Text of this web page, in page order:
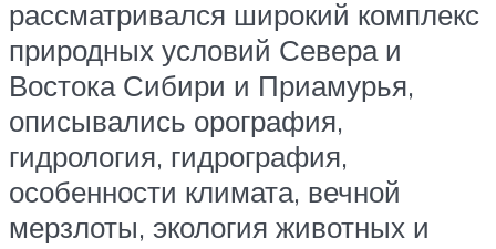
рассматривался широкий комплекс
природных условий Севера и
Востока Сибири и Приамурья,
описывались орография,
гидрология, гидрография,
особенности климата, вечной
мерзлоты, экология животных и